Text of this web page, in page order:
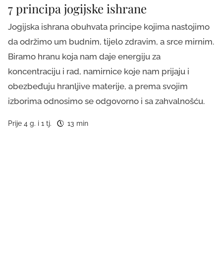
7 principa jogijske ishrane
Jogijska ishrana obuhvata principe kojima nastojimo
da održimo um budnim, tijelo zdravim, a srce mirnim.
Biramo hranu koja nam daje energiju za
koncentraciju i rad, namirnice koje nam prijaju i
obezbeđuju hranljive materije, a prema svojim
izborima odnosimo se odgovorno i sa zahvalnošću.
Prije 4 g. i 1 tj. 13 min